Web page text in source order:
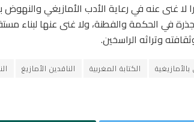
لا غنى عنه في رعاية الأدب الأمازيغي
في الحكمة والفطنة، ولا غنى عنها لبناء
وتراثه الراسخين.
الكتابة المغربية الناقدين الأمازيغ